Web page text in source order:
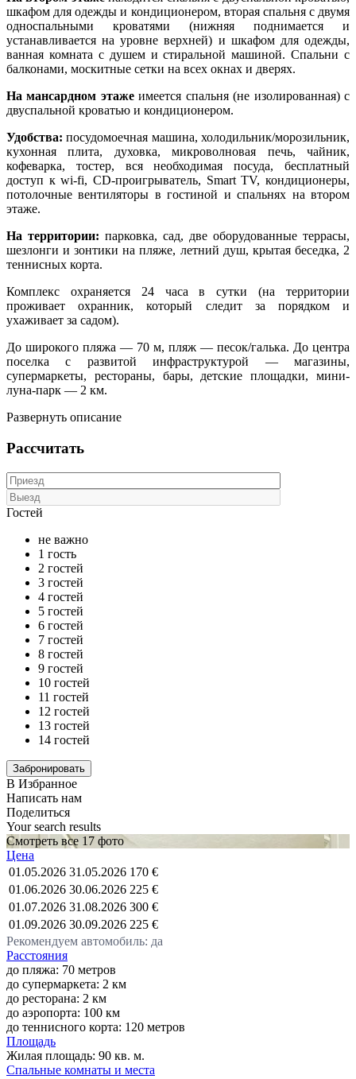
шкафом для одежды и кондиционером, вторая спальня с двумя
односпальными кроватями (нижняя поднимается и
устанавливается на уровне верхней) и шкафом для одежды,
ванная комната с душем и стиральной машиной. Спальни с
балконами, москитные сетки на всех окнах и дверях.
На мансардном этажеимеется спальня (не изолированная) с
двуспальной кроватью и кондиционером.
Удобства: посудомоечная машина, холодильник/морозильник,
кухонная плита, духовка, микроволновая печь, чайник,
кофеварка, тостер, вся необходимая посуда, бесплатный
доступ к wi-fi, CD-проигрыватель, Smart TV, кондиционеры,
потолочные вентиляторы в гостиной и спальнях на втором
этаже.
На территории: парковка, сад, две оборудованные террасы,
шезлонги и зонтики на пляже, летний душ, крытая беседка, 2
теннисных корта.
Комплекс охраняется 24 часа в сутки (на территории
проживает охранник, который следит за порядком и
ухаживает за садом).
До широкого пляжа — 70 м, пляж — песок/галька. До центра
поселка с развитой инфраструктурой — магазины,
супермаркеты, рестораны, бары, детские площадки, мини-
луна-парк — 2 км.
Развернуть описание
Рассчитать
Гостей
не важно
1 гость
2 гостей
3 гостей
4 гостей
5 гостей
6 гостей
7 гостей
8 гостей
9 гостей
10 гостей
11 гостей
12 гостей
13 гостей
14 гостей
В Избранное
Написать нам
Поделиться
Your search results
Смотреть все 17 фото
Цена
01.05.2026 31.05.2026 170 €
01.06.2026 30.06.2026 225 €
01.07.2026 31.08.2026 300 €
01.09.2026 30.09.2026 225 €
Рекомендуем автомобиль: да
Расстояния
до пляжа: 70 метров
до супермаркета: 2 км
до ресторана: 2 км
до аэропорта: 100 км
до теннисного корта: 120 метров
Площадь
Жилая площадь: 90 кв. м.
Спальные комнаты и места